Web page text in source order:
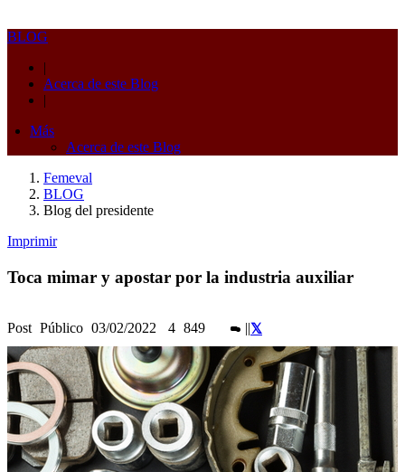
BLOG
|
Acerca de este Blog
|
Más
Acerca de este Blog
Femeval
BLOG
Blog del presidente
Imprimir
Toca mimar y apostar por la industria auxiliar
Post Público 03/02/2022 4 849 ||